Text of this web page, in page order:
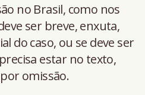
no Brasil, como nos
ser breve, enxuta,
do caso, ou se deve ser
estar no texto,
omissão.